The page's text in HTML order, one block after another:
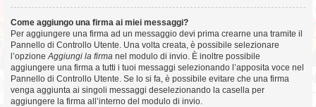
Come aggiungo una firma ai miei messaggi?
Per aggiungere una firma ad un messaggio devi prima crearne una tramite il
Pannello di Controllo Utente. Una volta creata, è possibile selezionare
l’opzione Aggiungi la firma nel modulo di invio. È inoltre possibile
aggiungere una firma a tutti i tuoi messaggi selezionando l’apposita voce nel
Pannello di Controllo Utente. Se lo si fa, è possibile evitare che una firma
venga aggiunta ai singoli messaggi deselezionando la casella per
aggiungere la firma all’interno del modulo di invio.